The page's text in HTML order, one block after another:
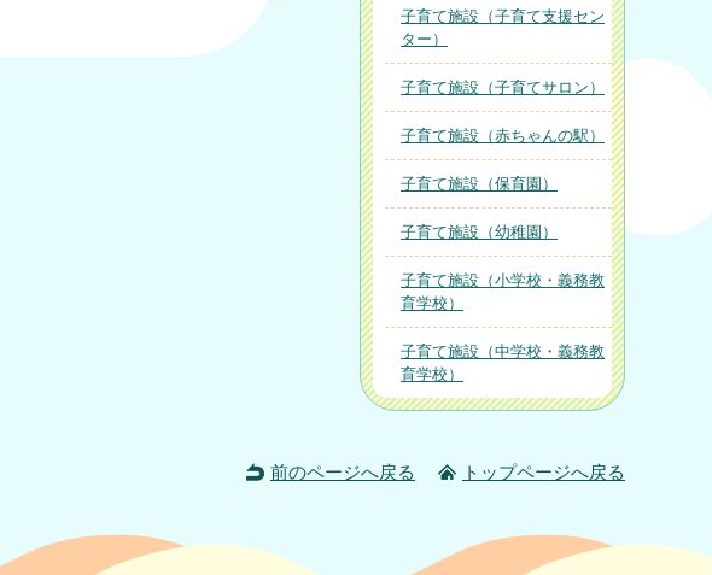
子育て施設（子育て支援セン
ター）
子育て施設（子育てサロン）
子育て施設（赤ちゃんの駅）
子育て施設（保育園）
子育て施設（幼稚園）
子育て施設（小学校・義務教
育学校）
子育て施設（中学校・義務教
育学校）
前のページへ戻る トップページへ戻る